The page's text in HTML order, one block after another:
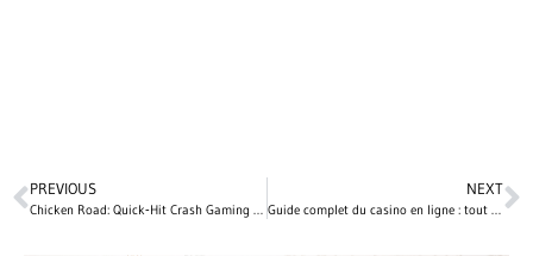
PREVIOUS
Chicken Road: Quick‑Hit Crash Gaming for the Mobile‑First Player
NEXT
Guide complet du casino en ligne : tout ce qu’il faut savoir avant de jouer